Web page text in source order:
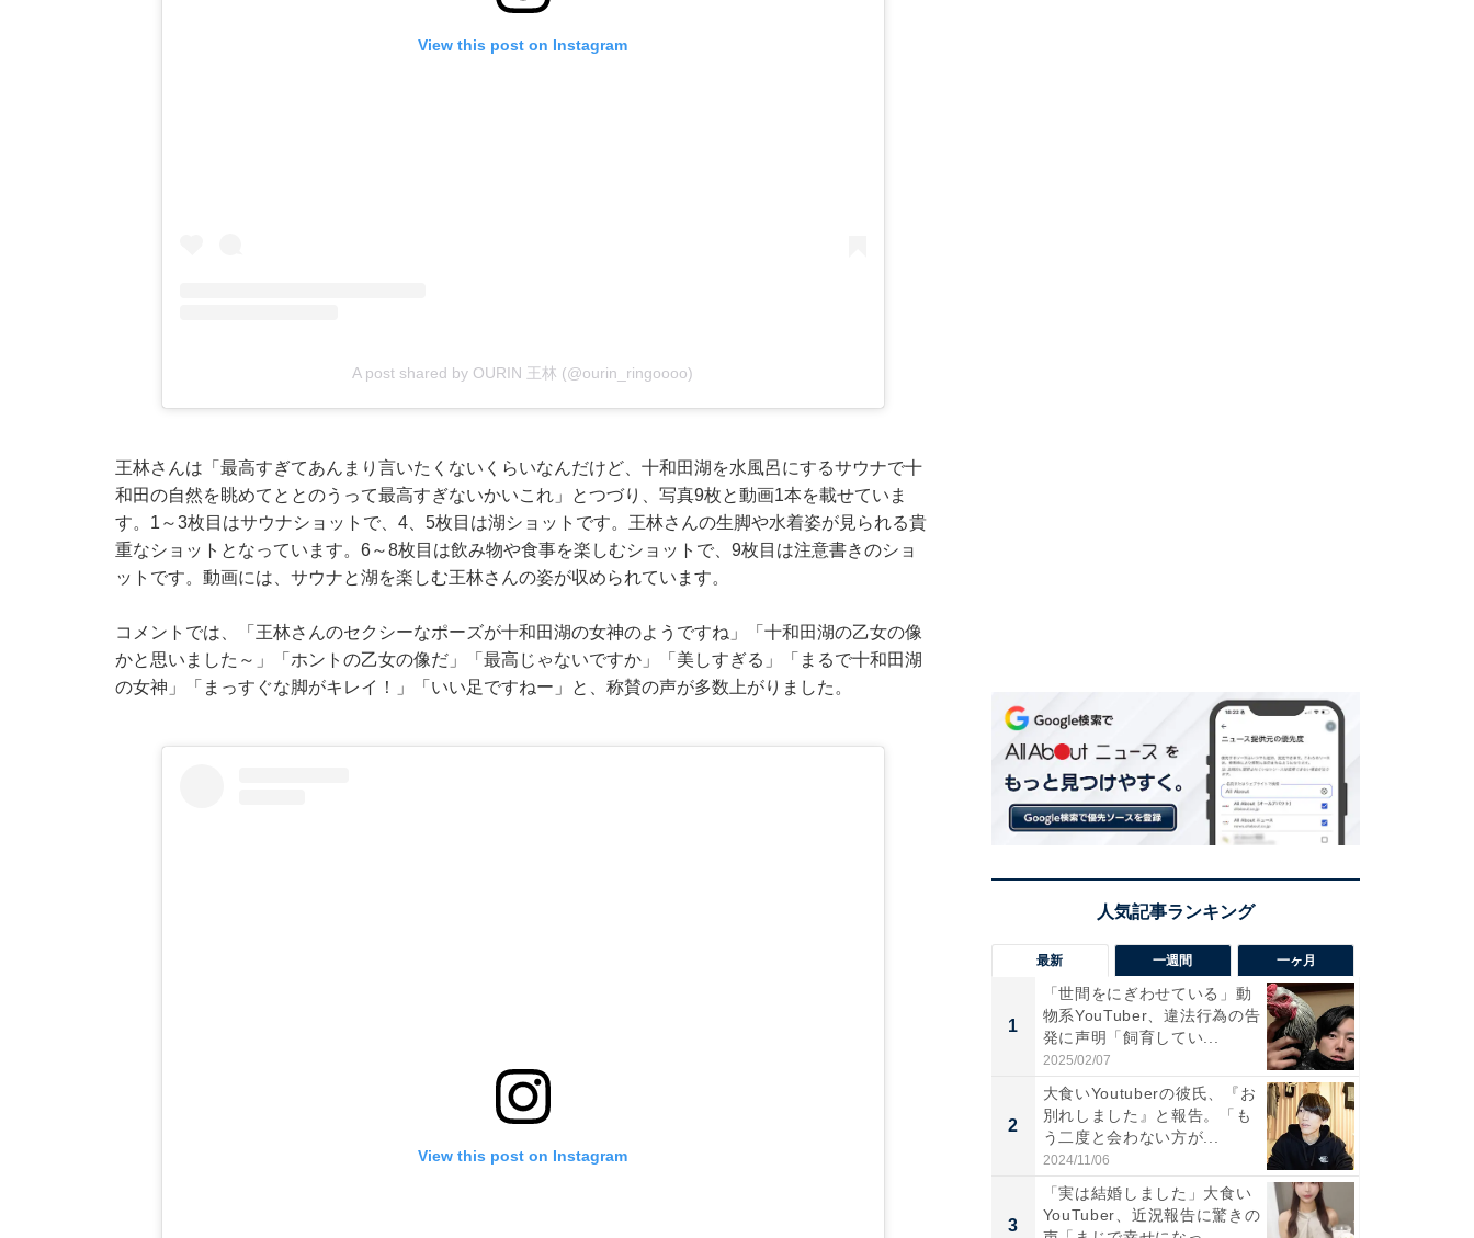
View this post on Instagram
A post shared by OURIN 王林 (@ourin_ringoooo)
王林さんは「最高すぎてあんまり言いたくないくらいなんだけど、十和田湖を水風呂にするサウナで十
和田の自然を眺めてととのうって最高すぎないかいこれ」とつづり、写真9枚と動画1本を載せていま
す。1～3枚目はサウナショットで、4、5枚目は湖ショットです。王林さんの生脚や水着姿が見られる貴
重なショットとなっています。6～8枚目は飲み物や食事を楽しむショットで、9枚目は注意書きのショ
ットです。動画には、サウナと湖を楽しむ王林さんの姿が収められています。
コメントでは、「王林さんのセクシーなポーズが十和田湖の女神のようですね」「十和田湖の乙女の像
かと思いました～」「ホントの乙女の像だ」「最高じゃないですか」「美しすぎる」「まるで十和田湖
の女神」「まっすぐな脚がキレイ！」「いい足ですねー」と、称賛の声が多数上がりました。
View this post on Instagram
最新 一週間 一ヶ月
1
「世間をにぎわせている」動
物系YouTuber、違法行為の告
発に声明「飼育してい...
2025/02/07
2
大食いYoutuberの彼氏、『お
別れしました』と報告。「も
う二度と会わない方が...
2024/11/06
3
「実は結婚しました」大食い
YouTuber、近況報告に驚きの